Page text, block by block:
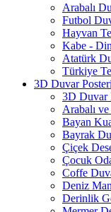
Arabalı
Futbol
Hayvan
Kabe -
Atatürk
Türkiye
3D Duvar Posteri
3D Duvar
Arabalı
Bayan
Bayrak
Çiçek
Çocuk
Coffe
Deniz
Derinlik